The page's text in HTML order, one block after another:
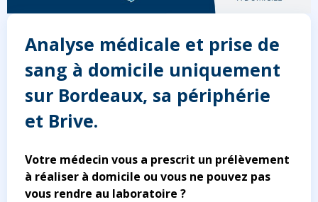
Analyse médicale et prise de
sang à domicile uniquement
sur Bordeaux, sa périphérie
et Brive.
Votre médecin vous a prescrit un prélèvement
à réaliser à domicile ou vous ne pouvez pas
vous rendre au laboratoire ?